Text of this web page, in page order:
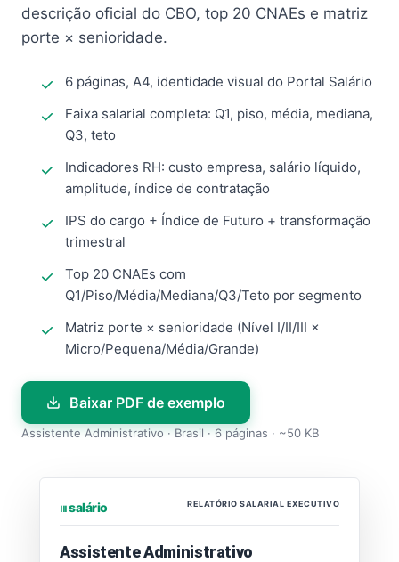
descrição oficial do CBO, top 20 CNAEs e matriz
porte × senioridade.
6 páginas, A4, identidade visual do Portal Salário
Faixa salarial completa: Q1, piso, média, mediana,
Q3, teto
Indicadores RH: custo empresa, salário líquido,
amplitude, índice de contratação
IPS do cargo + Índice de Futuro + transformação
trimestral
Top 20 CNAEs com
Q1/Piso/Média/Mediana/Q3/Teto por segmento
Matriz porte × senioridade (Nível I/II/III ×
Micro/Pequena/Média/Grande)
Baixar PDF de exemplo
Assistente Administrativo · Brasil · 6 páginas · ~50 KB
⏐⏐⏐ salário RELATÓRIO SALARIAL EXECUTIVO
Assistente Administrativo